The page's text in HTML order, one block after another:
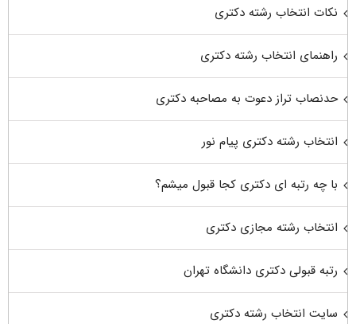
نکات انتخاب رشته دکتری
راهنمای انتخاب رشته دکتری
حدنصاب تراز دعوت به مصاحبه دکتری
انتخاب رشته دکتری پیام نور
با چه رتبه ای دکتری کجا قبول میشم؟
انتخاب رشته مجازی دکتری
رتبه قبولی دکتری دانشگاه تهران
سایت انتخاب رشته دکتری